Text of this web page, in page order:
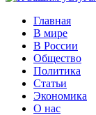
Главная
В мире
В России
Общество
Политика
Статьи
Экономика
О нас